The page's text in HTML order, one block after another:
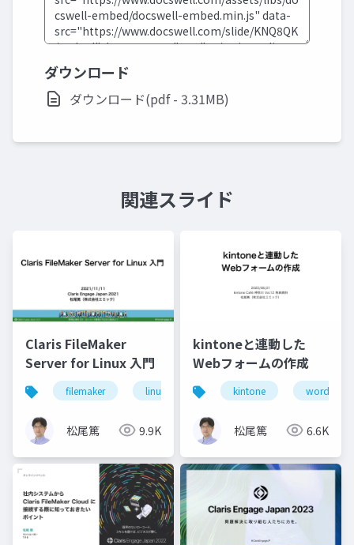
ダウンロード
ダウンロード(pdf - 3.31MB)
関連スライド
Claris FileMaker
Server for Linux 入門
filemaker linux server
松尾篤 9.9K
kintoneと連動した
Webフォームの作成
kintone wordpress
松尾篤 6.6K